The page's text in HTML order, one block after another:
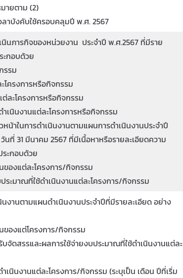
ายตาม (2)
ลาบังคับใช้ครอบคลุมปี พ.ศ. 2567
นภารกิจของหน่วยงาน ประจำปี พ.ศ.2567 ที่มีราย
ะกอบด้วย
รรม
ครงการหรือกิจกรรม
ละโครงการหรือกิจกรรม
ำเนินงานแต่ละโครงการหรือกิจกรรม
น้าในการดำเนินงานตามแผนการดำเนินงานประจำปี
ที่ 31 มีนาคม 2567 ที่มีเนื้อหาหรือรายละเอียดความ
ะกอบด้วย
ของแต่ละโครงการ/กิจกรรม
ระมาณที่ใช้ดำเนินงานแต่ละโครงการ/กิจกรรม
งานตามแผนดำเนินงานประจำปีที่มีรายละเอียด อย่าง
ของแต่โครงการ/กิจกรรม
จัดสรรและผลการใช้จ่ายงบประมาณที่ใช้ดำเนินงานแต่ละ
ำเนินงานแต่ละโครงการ/กิจกรรม (ระบุเป็น เดือน ปีที่เริ่ม